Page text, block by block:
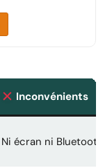
Inconvénients
Ni écran ni Bluetooth